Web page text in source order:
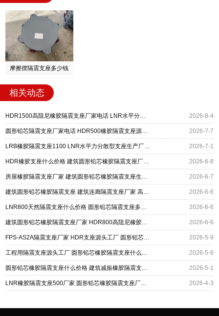
摩擦摆隔震支座多少钱
相关动态
HDR1500高阻尼橡胶隔震支座厂家电话 LNR水平分散力橡胶支座 建筑圆形铅芯隔震支座 2026-8-4
圆形铅芯隔震支座厂家电话 HDR500橡胶隔震支座源头工厂 LNR600天然橡胶支座多少钱 2026-7-7
LRB橡胶隔震支座1100 LNR水平力分散型支座生产厂家 建筑圆形铅芯隔震支座 2026-7-1
HDR橡胶支座什么价格 建筑圆形铅芯橡胶隔震支座厂家 隔震橡胶支座系统 2026-6-8
房屋橡胶隔震支座厂家 建筑圆形铅芯橡胶隔震支座生产厂家 高阻尼橡胶隔震支座(HDR)源头工厂 2026-6-7
建筑圆形铅芯橡胶隔震支座 建筑连廊隔震支座厂家 高阻尼隔震支座(HDR)厂家电话 2026-6-6
LNR800天然隔震支座什么价格 圆形铅芯隔震支座多少钱 铅芯减橡胶隔震支座 2026-6-6
建筑圆形铅芯橡胶隔震支座厂家 HDR800高阻尼橡胶支座厂家电话 建筑隔震层橡胶隔震支座生产厂家 2026-6-6
FPS-AS2A隔震支座厂家 HDR支座源头工厂 圆形铅芯橡胶隔震支座 2026-5-9
工程用隔震支座源头工厂 圆形铅芯橡胶隔震支座什么价格 隔振橡胶隔震支座 2026-5-6
圆形铅芯橡胶隔震支座什么价格 建筑减振橡胶隔震支座厂家 建筑隔振支座 2026-5-1
LNR橡胶隔震支座500厂家 圆形铅芯橡胶隔震支座厂家 水平力分散力型隔震支座厂家 2026-4-3